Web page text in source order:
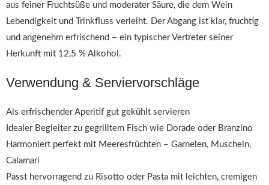
aus feiner Fruchtsüße und moderater Säure, die dem Wein
Lebendigkeit und Trinkfluss verleiht. Der Abgang ist klar, fruchtig
und angenehm erfrischend – ein typischer Vertreter seiner
Herkunft mit 12,5 % Alkohol.
Verwendung & Serviervorschläge
Als erfrischender Aperitif gut gekühlt servieren
Idealer Begleiter zu gegrilltem Fisch wie Dorade oder Branzino
Harmoniert perfekt mit Meeresfrüchten – Garnelen, Muscheln,
Calamari
Passt hervorragend zu Risotto oder Pasta mit leichten, cremigen